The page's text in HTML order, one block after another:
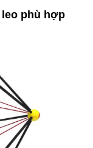
phù hợp